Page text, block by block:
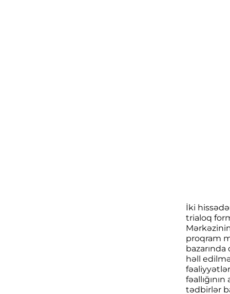
İki
trialoq
proqram
həll
tədbirlər